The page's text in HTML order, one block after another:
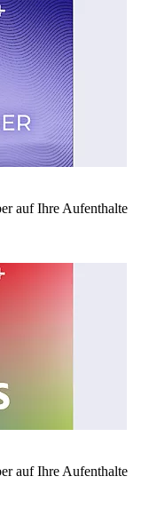
auf Ihre Aufenthalte
auf Ihre Aufenthalte